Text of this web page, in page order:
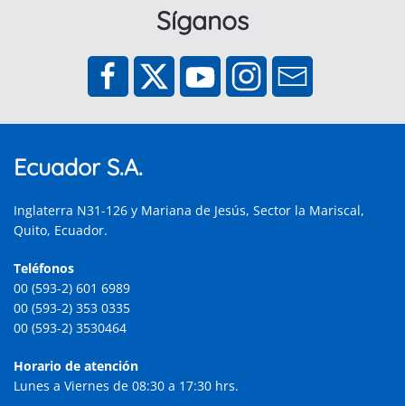
Síganos
Ecuador S.A.
Inglaterra N31-126 y Mariana de Jesús, Sector la Mariscal,
Quito, Ecuador.
Teléfonos
00 (593-2) 601 6989
00 (593-2) 353 0335
00 (593-2) 3530464
Horario de atención
Lunes a Viernes de 08:30 a 17:30 hrs.